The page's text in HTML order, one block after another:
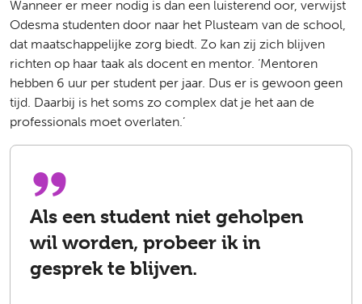
Wanneer er meer nodig is dan een luisterend oor, verwijst
Odesma studenten door naar het Plusteam van de school,
dat maatschappelijke zorg biedt. Zo kan zij zich blijven
richten op haar taak als docent en mentor. ‘Mentoren
hebben 6 uur per student per jaar. Dus er is gewoon geen
tijd. Daarbij is het soms zo complex dat je het aan de
professionals moet overlaten.’
Als een student niet geholpen
wil worden, probeer ik in
gesprek te blijven.